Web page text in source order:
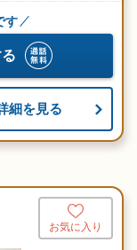
す
細を見る
お気に入り